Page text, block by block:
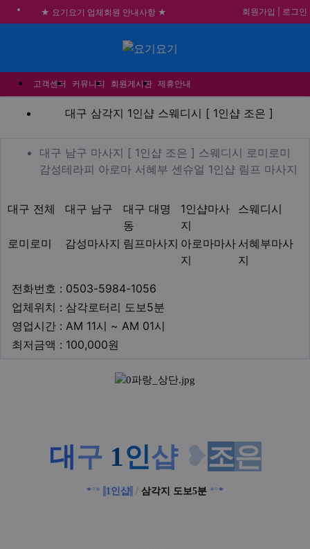
★ 요기요기 업체회원 안내사항 ★ 회원가입 로그인
고객센터 커뮤니티 회원게시판 제휴안내
대구 삼각지 1인샵 스웨디
대구 삼각지 1인샵 스웨디시 [ 1인샵 조은 ]
업체 정보
대구 남구 마사지 [ 1인샵
대구 남구 마사지 [ 1인샵 조은 ] 스웨디시 로미로미
감성테라피 아로마 서혜부 센슈얼 1인샵 림프 마사지
대구 전체 대구 남구
대구 대명
동
지역1
1인샵마사
지
스웨디시
로미로미 감성마사지 림프마사지 아로마마사
지
서혜부마사
지
테마
전화번호 : 0503-5984-1056
업체위치 : 삼각로터리 도보5분
영업시간 : AM 11시 ~ AM 01시
최저금액 : 100,000원
대 구 1인샵 ❥조은
* °* 1인샵 / 삼각지 도보5분 * °*